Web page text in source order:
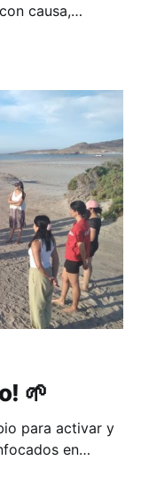
causa,
qué es
de
🌱
para activar y
en